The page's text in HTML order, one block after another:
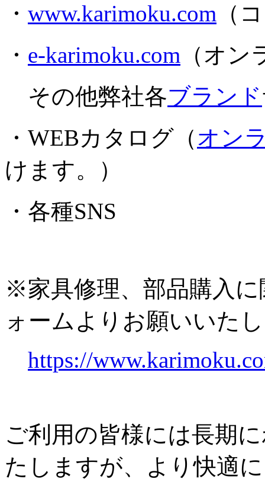
・ www.karimoku.com （
・ e-karimoku.com （オ
その他弊社各ブランド
・WEBカタログ（オン
けます。）
・各種SNS
※家具修理、部品購入
ォームよりお願いいた
https://
ご利用の皆様には長期
たしますが、より快適